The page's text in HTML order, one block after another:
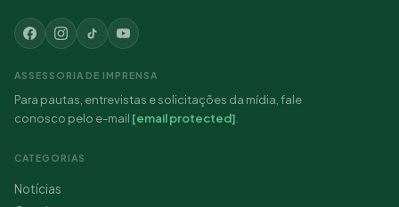
ASSESSORIA DE IMPRENSA
Para pautas, entrevistas e solicitações da mídia, fale
conosco pelo e-mail [email protected]
CATEGORIAS
Notícias